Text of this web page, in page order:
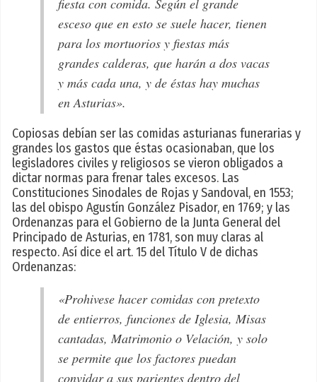
fiesta con comida. Según el grande
esceso que en esto se suele hacer, tienen
para los mortuorios y fiestas más
grandes calderas, que harán a dos vacas
y más cada una, y de éstas hay muchas
en Asturias».
Copiosas debían ser las comidas asturianas funerarias y
grandes los gastos que éstas ocasionaban, que los
legisladores civiles y religiosos se vieron obligados a
dictar normas para frenar tales excesos. Las
Constituciones Sinodales de Rojas y Sandoval, en 1553;
las del obispo Agustín González Pisador, en 1769; y las
Ordenanzas para el Gobierno de la Junta General del
Principado de Asturias, en 1781, son muy claras al
respecto. Así dice el art. 15 del Título V de dichas
Ordenanzas:
«Prohivese hacer comidas con pretexto
de entierros, funciones de Iglesia, Misas
cantadas, Matrimonio o Velación, y solo
se permite que los factores puedan
convidar a sus parientes dentro del